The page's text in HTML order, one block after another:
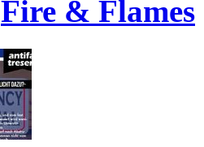
Fire & Flames